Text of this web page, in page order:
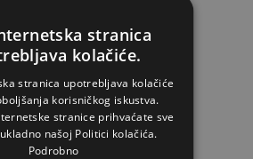
prehrambene kvalitete
stranica
kolačiće.
stranica upotrebljava kolačiće
korisničkog iskustva.
stranice prihvaćate sve
našoj Politici kolačića.
Podrobno